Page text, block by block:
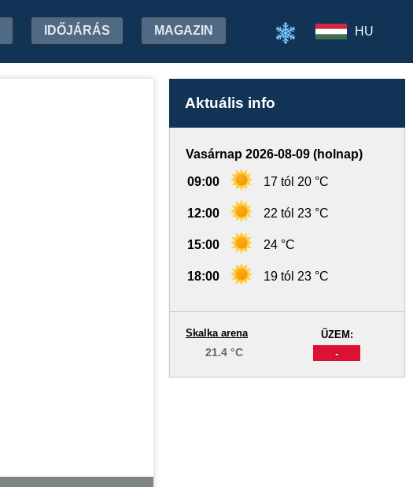
IDŐJÁRÁS MAGAZIN HU
Aktuális info
Vasárnap 2026-08-09 (holnap)
09:00 17 tól 20 °C
12:00 22 tól 23 °C
15:00 24 °C
18:00 19 tól 23 °C
ŰZEM:
-
Skalka arena
21.4 °C